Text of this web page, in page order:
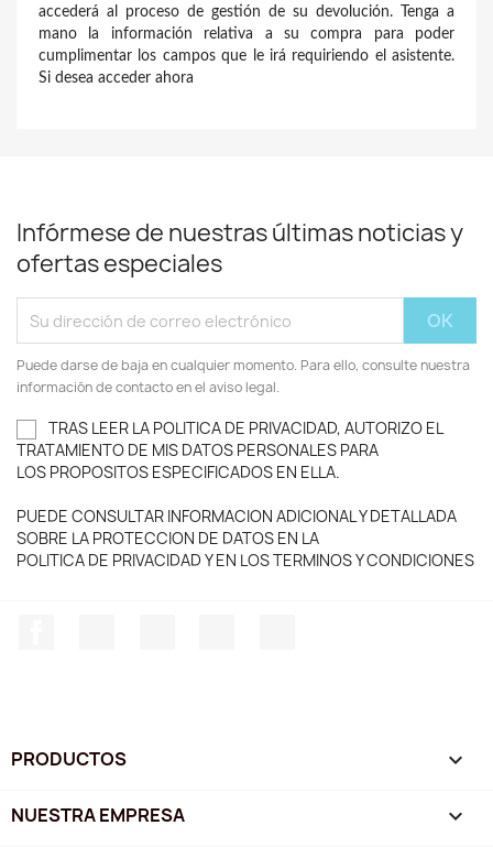
accederá al proceso de gestión de su devolución. Tenga a
mano la información relativa a su compra para poder
cumplimentar los campos que le irá requiriendo el asistente.
Si desea acceder ahora
Infórmese de nuestras últimas noticias y
ofertas especiales
Puede darse de baja en cualquier momento. Para ello, consulte nuestra
información de contacto en el aviso legal.
TRAS LEER LA POLITICA DE PRIVACIDAD, AUTORIZO EL
TRATAMIENTO DE MIS DATOS PERSONALES PARA
LOS PROPOSITOS ESPECIFICADOS EN ELLA.
PUEDE CONSULTAR INFORMACION ADICIONAL Y DETALLADA
SOBRE LA PROTECCION DE DATOS EN LA
POLITICA DE PRIVACIDAD Y EN LOS TERMINOS Y CONDICIONES
PRODUCTOS 
NUESTRA EMPRESA 